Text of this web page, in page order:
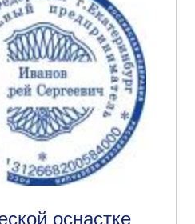
оснастке